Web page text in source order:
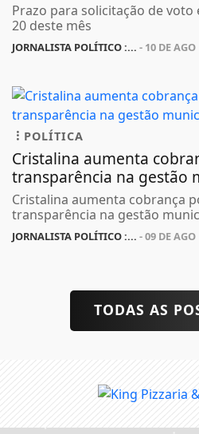
Prazo para solicitação de
20 deste mês
JORNALISTA POLÍTICO :... - 10 DE AGO
POLÍTICA
Cristalina aumenta
transparência na gestão
Cristalina aumenta cobrança
transparência na gestão
JORNALISTA POLÍTICO :... - 09 DE AGO
TODAS AS